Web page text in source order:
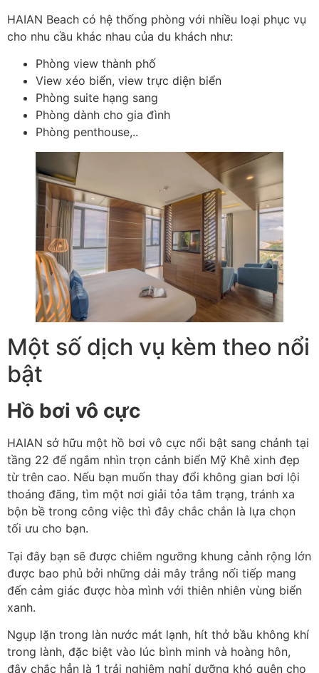
HAIAN Beach có hệ thống phòng với nhiều loại phục vụ
cho nhu cầu khác nhau của du khách như:
Phòng view thành phố
View xéo biển, view trực diện biển
Phòng suite hạng sang
Phòng dành cho gia đình
Phòng penthouse,..
Một số dịch vụ kèm theo nổi
bật
Hồ bơi vô cực
HAIAN sở hữu một hồ bơi vô cực nổi bật sang chảnh tại
tầng 22 để ngắm nhìn trọn cảnh biển Mỹ Khê xinh đẹp
từ trên cao. Nếu bạn muốn thay đổi không gian bơi lội
thoáng đãng, tìm một nơi giải tỏa tâm trạng, tránh xa
bộn bề trong công việc thì đây chắc chắn là lựa chọn
tối ưu cho bạn.
Tại đây bạn sẽ được chiêm ngưỡng khung cảnh rộng lớn
được bao phủ bởi những dải mây trắng nối tiếp mang
đến cảm giác được hòa mình với thiên nhiên vùng biển
xanh.
Ngụp lặn trong làn nước mát lạnh, hít thở bầu không khí
trong lành, đặc biệt vào lúc bình minh và hoàng hôn,
đây chắc hẳn là 1 trải nghiệm nghỉ dưỡng khó quên cho